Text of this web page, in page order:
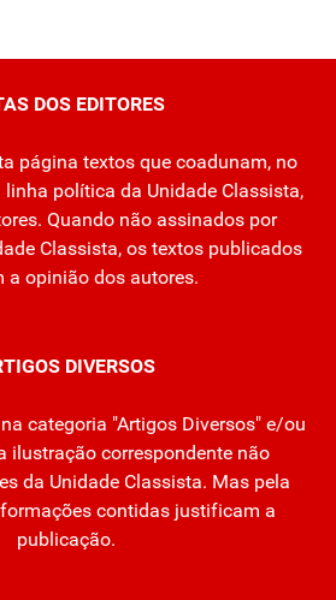
DOS EDITORES
página textos que coadunam, no
política da Unidade Classista,
Quando não assinados por
Classista, os textos publicados
a opinião dos autores.
DIVERSOS
categoria "Artigos Diversos" e/ou
ilustração correspondente não
da Unidade Classista. Mas pela
contidas justificam a
publicação.